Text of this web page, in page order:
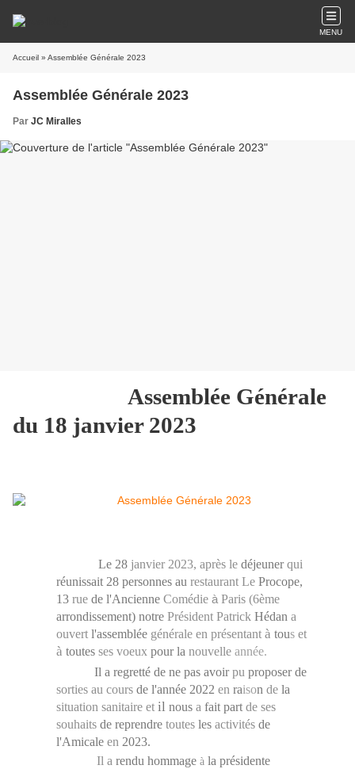
MENU
Accueil » Assemblée Générale 2023
Assemblée Générale 2023
Par JC Miralles
Assemblée Générale
du 18 janvier 2023
Le 28 janvier 2023, après le déjeunerqui
réunissait 28 personnes au restaurant Le Procope,
13 rue de l'Ancienne Comédie à Paris (6ème
arrondissement) notre Président Patrick Hédan a
ouvert l'assemblée générale en présentant à tous et
à toutes ses voeux pour la nouvelle année.
Il a regretté de ne pas avoirpuproposer de
sorties au cours de l'année 2022 en raison de la
situation sanitaire et il nous a fait part de ses
souhaits de reprendre toutes les activités de
l'Amicale en 2023.
Il arendu hommageàla présidente